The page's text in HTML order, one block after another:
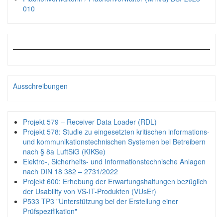
010
Ausschreibungen
Projekt 579 – Receiver Data Loader (RDL)
Projekt 578: Studie zu eingesetzten kritischen informations-
und kommunikationstechnischen Systemen bei Betreibern
nach § 8a LuftSiG (KIKSe)
Elektro-, Sicherheits- und Informationstechnische Anlagen
nach DIN 18 382 – 2731/2022
Projekt 600: Erhebung der Erwartungshaltungen bezüglich
der Usability von VS-IT-Produkten (VUsEr)
P533 TP3 "Unterstützung bei der Erstellung einer
Prüfspezifikation"